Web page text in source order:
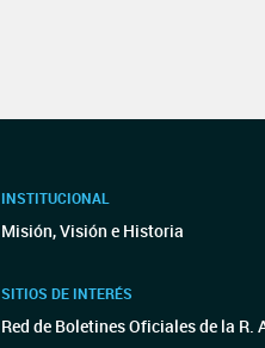
INSTITUCIONAL
Misión, Visión e Historia
SITIOS DE INTERÉS
Red de Boletines Oficiales de la R.